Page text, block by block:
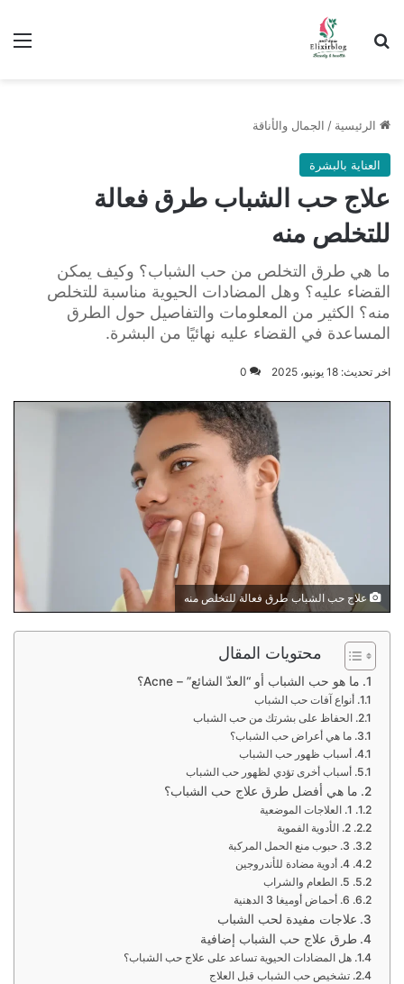
ابحث عن
الرئيسية / الجمال والأناقة
العناية بالبشرة
علاج حب الشباب طرق فعالة
للتخلص منه
ما هي طرق التخلص من حب الشباب؟ وكيف يمكن
القضاء عليه؟ وهل المضادات الحيوية مناسبة للتخلص
منه؟ الكثير من المعلومات والتفاصيل حول الطرق
المساعدة في القضاء عليه نهائيًا من البشرة.
اخر تحديث: 18 يونيو، 2025 0
علاج حب الشباب طرق فعالة للتخلص منه
محتويات المقال
ما هو حب الشباب أو “العدّ الشائع” – Acne؟
أنواع آفات حب الشباب
الحفاظ على بشرتك من حب الشباب
ما هي أعراض حب الشباب؟
أسباب ظهور حب الشباب
أسباب أخرى تؤدي لظهور حب الشباب
ما هي أفضل طرق علاج حب الشباب؟
1. العلاجات الموضعية
2. الأدوية الفموية
3. حبوب منع الحمل المركبة
4. أدوية مضادة للأندروجين
5. الطعام والشراب
6. أحماض أوميغا 3 الدهنية
علاجات مفيدة لحب الشباب
طرق علاج حب الشباب إضافية
هل المضادات الحيوية تساعد على علاج حب الشباب؟
تشخيص حب الشباب قبل العلاج